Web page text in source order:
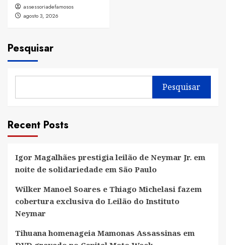
assessoriadefamosos
agosto 3, 2026
Pesquisar
Pesquisar
Recent Posts
Igor Magalhães prestigia leilão de Neymar Jr. em
noite de solidariedade em São Paulo
Wilker Manoel Soares e Thiago Michelasi fazem
cobertura exclusiva do Leilão do Instituto
Neymar
Tihuana homenageia Mamonas Assassinas em